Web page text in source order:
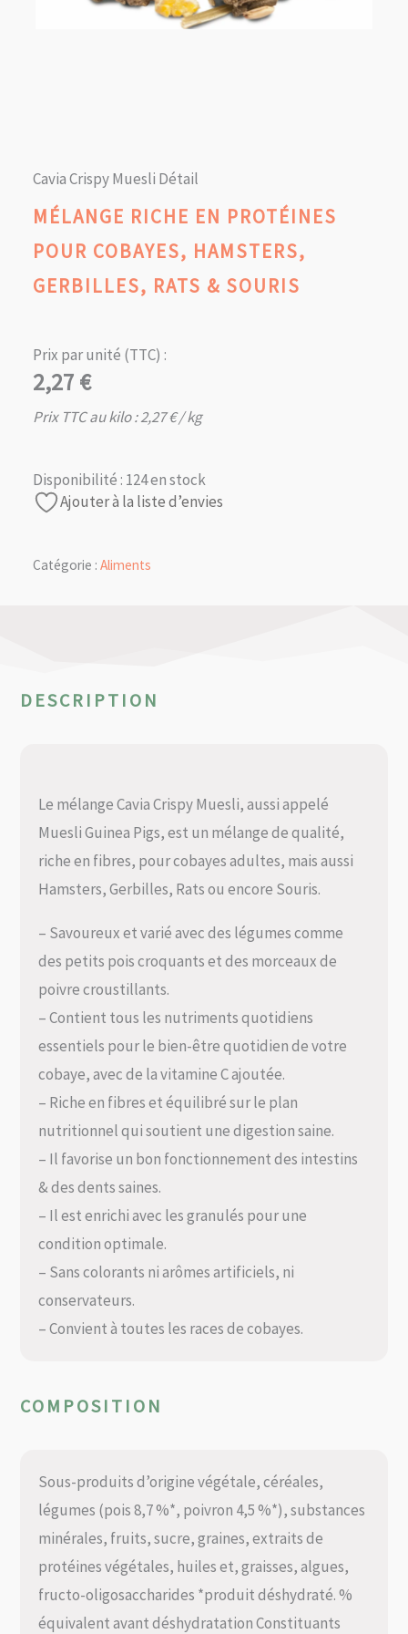
Cavia Crispy Muesli Détail
MÉLANGE RICHE EN PROTÉINES
POUR COBAYES, HAMSTERS,
GERBILLES, RATS & SOURIS
Prix par unité (TTC) :
2,27 €
Prix TTC au kilo :2,27€/ kg
Disponibilité : 124 en stock
Ajouter à la liste d’envies
Catégorie : Aliments
DESCRIPTION
Le mélange Cavia Crispy Muesli, aussi appelé
Muesli Guinea Pigs, est un mélange de qualité,
riche en fibres, pour cobayes adultes, mais aussi
Hamsters, Gerbilles, Rats ou encore Souris.
– Savoureux et varié avec des légumes comme
des petits pois croquants et des morceaux de
poivre croustillants.
– Contient tous les nutriments quotidiens
essentiels pour le bien-être quotidien de votre
cobaye, avec de la vitamine C ajoutée.
– Riche en fibres et équilibré sur le plan
nutritionnel qui soutient une digestion saine.
– Il favorise un bon fonctionnement des intestins
& des dents saines.
– Il est enrichi avec les granulés pour une
condition optimale.
– Sans colorants ni arômes artificiels, ni
conservateurs.
– Convient à toutes les races de cobayes.
COMPOSITION
Sous-produits d’origine végétale, céréales,
légumes (pois 8,7 %*, poivron 4,5 %*), substances
minérales, fruits, sucre, graines, extraits de
protéines végétales, huiles et, graisses, algues,
fructo-oligosaccharides *produit déshydraté. %
équivalent avant déshydratation Constituants